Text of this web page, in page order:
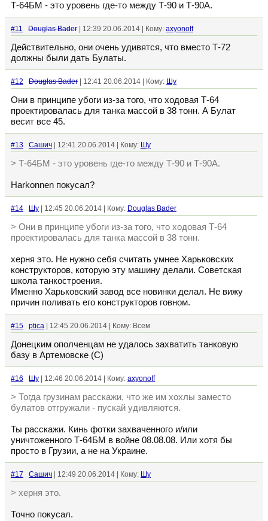
Т-64БМ - это уровень где-то между Т-90 и Т-90А.
#11 Douglas Bader | 12:39 20.06.2014 | Кому: axyonoff
Действительно, они очень удивятся, что вместо Т-72
должны были дать Булаты.
#12 Douglas Bader | 12:41 20.06.2014 | Кому: Шу
Они в принципе убоги из-за того, что ходовая Т-64
проектировалась для танка массой в 38 тонн. А Булат
весит все 45.
#13 Сашич | 12:41 20.06.2014 | Кому: Шу
> Т-64БМ - это уровень где-то между Т-90 и Т-90А.
Harkonnen покусал?
#14 Шу | 12:45 20.06.2014 | Кому: Douglas Bader
> Они в принципе убоги из-за того, что ходовая Т-64
проектировалась для танка массой в 38 тонн.
херня это. Не нужно себя считать умнее Харьковских
конструкторов, которую эту машину делали. Советская
школа танкостроения.
Именно Харьковский завод все новинки делал. Не вижу
причин поливать его конструкторов говном.
#15 ptica | 12:45 20.06.2014 | Кому: Всем
Донецким ополченцам не удалось захватить танковую
базу в Артемовске (C)
#16 Шу | 12:46 20.06.2014 | Кому: axyonoff
> Тогда грузинам расскажи, что же им хохлы заместо
булатов отгружали - пускай удивляются.
Ты расскажи. Кинь фотки захваченного и/или
уничтоженного Т-64БМ в войне 08.08.08. Или хотя бы
просто в Грузии, а не на Украине.
#17 Сашич | 12:49 20.06.2014 | Кому: Шу
> херня это.
Точно покусал.